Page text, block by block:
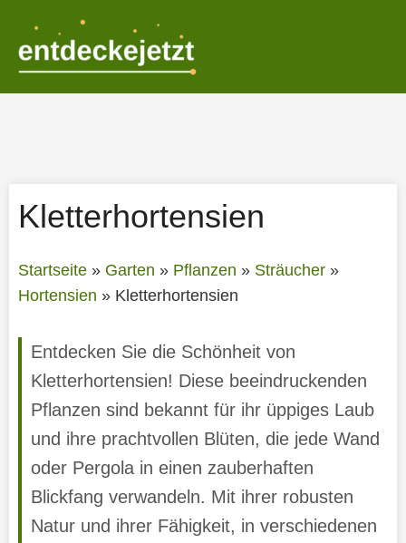
springen
Kletterhortensien
Startseite» Garten » Pflanzen » Sträucher»
Hortensien » Kletterhortensien
Entdecken Sie die Schönheit von
Kletterhortensien! Diese beeindruckenden
Pflanzen sind bekannt für ihr üppiges Laub
und ihre prachtvollen Blüten, die jede Wand
oder Pergola in einen zauberhaften
Blickfang verwandeln. Mit ihrer robusten
Natur und ihrer Fähigkeit, in verschiedenen